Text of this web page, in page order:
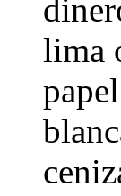
lima